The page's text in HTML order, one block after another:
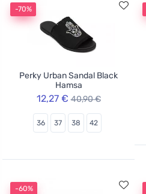
-70%
Perky Urban Sandal Black
Hamsa
12,27 € 40,90 €
36 37 38 42
-60%